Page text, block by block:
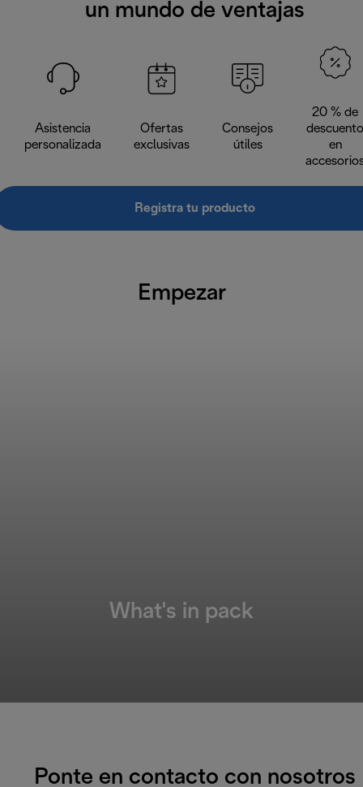
un mundo de ventajas
Asistencia
personalizada
Ofertas
exclusivas
Consejos
útiles
20 % de
descuento
en
Registra tu producto
Empezar
What's in pack
Ponte en contacto con nosotros